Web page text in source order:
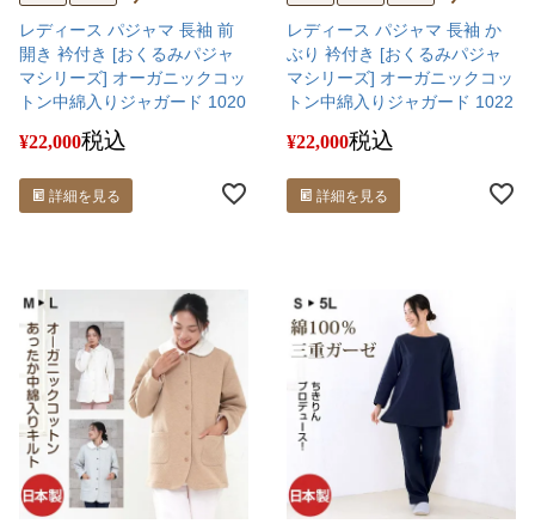
レディース パジャマ 長袖 前
開き 衿付き [おくるみパジャ
マシリーズ] オーガニックコッ
トン中綿入りジャガード 1020
¥22,000税込
詳細を見る
レディース パジャマ 長袖 か
ぶり 衿付き [おくるみパジャ
マシリーズ] オーガニックコッ
トン中綿入りジャガード 1022
¥22,000税込
詳細を見る